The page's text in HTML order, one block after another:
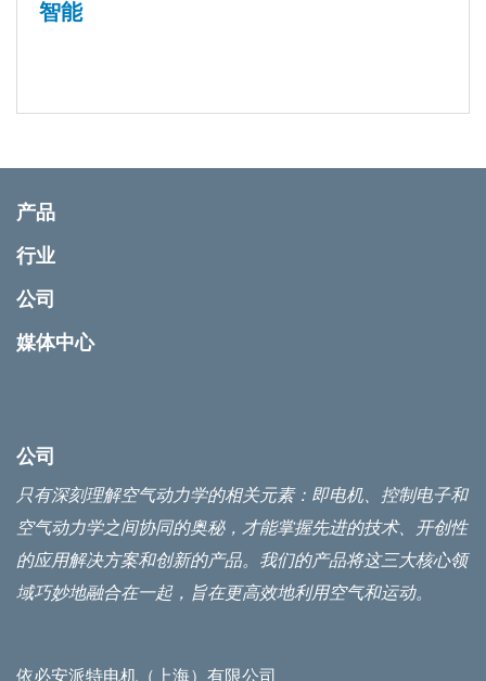
智能
产品
行业
公司
媒体中心
公司
只有深刻理解空气动力学的相关元素：即电机、控制电子和
空气动力学之间协同的奥秘，才能掌握先进的技术、开创性
的应用解决方案和创新的产品。我们的产品将这三大核心领
域巧妙地融合在一起，旨在更高效地利用空气和运动。
依必安派特电机（上海）有限公司